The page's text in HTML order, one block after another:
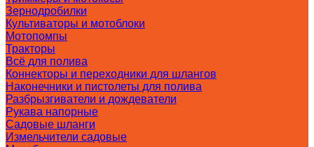
Зернодробилки
Культиваторы и мотоблоки
Мотопомпы
Тракторы
Всё для полива
Коннекторы и переходники для шлангов
Наконечники и пистолеты для полива
Разбрызгиватели и дождеватели
Рукава напорные
Садовые шланги
Измельчители садовые